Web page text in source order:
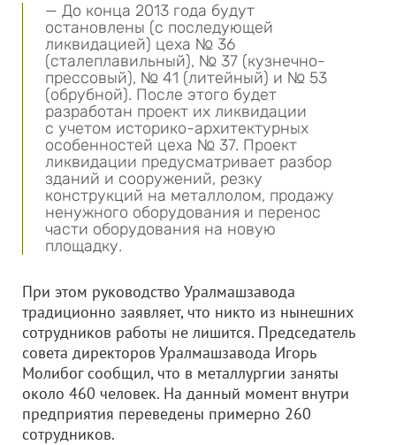
— До конца 2013 года будут
остановлены (с последующей
ликвидацией) цеха № 36
(сталеплавильный), № 37 (кузнечно-
прессовый), № 41 (литейный) и № 53
(обрубной). После этого будет
разработан проект их ликвидации
с учетом историко-архитектурных
особенностей цеха № 37. Проект
ликвидации предусматривает разбор
зданий и сооружений, резку
конструкций на металлолом, продажу
ненужного оборудования и перенос
части оборудования на новую
площадку.
При этом руководство Уралмашзавода
традиционно заявляет, что никто из нынешних
сотрудников работы не лишится. Председатель
совета директоров Уралмашзавода Игорь
Молибог сообщил, что в металлургии заняты
около 460 человек. На данный момент внутри
предприятия переведены примерно 260
сотрудников.